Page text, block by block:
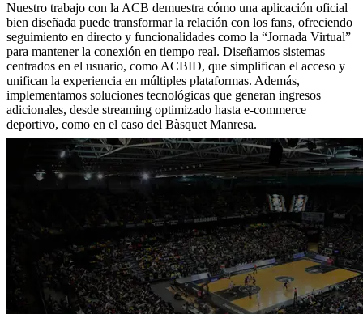
Nuestro trabajo con la ACB demuestra cómo una aplicación oficial
bien diseñada puede transformar la relación con los fans, ofreciendo
seguimiento en directo y funcionalidades como la “Jornada Virtual”
para mantener la conexión en tiempo real. Diseñamos sistemas
centrados en el usuario, como ACBID, que simplifican el acceso y
unifican la experiencia en múltiples plataformas. Además,
implementamos soluciones tecnológicas que generan ingresos
adicionales, desde streaming optimizado hasta e-commerce
deportivo, como en el caso del Bàsquet Manresa.